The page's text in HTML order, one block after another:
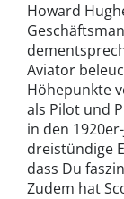
Howard
Aviator
Höhepunkte
als Pilot und
in den
dreistündige
dass Du
Zudem hat